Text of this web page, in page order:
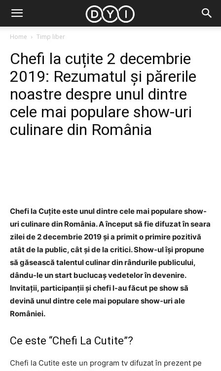
Home Timp liber
Chefi la cuțite 2 decembrie
2019: Rezumatul și părerile
noastre despre unul dintre
cele mai populare show-uri
culinare din România
Chefi la Cuțite este unul dintre cele mai populare show-
uri culinare din România. A început să fie difuzat în seara
zilei de 2 decembrie 2019 și a primit o primire pozitivă
atât de la public, cât și de la critici. Show-ul își propune
să găsească talentul culinar din rândurile publicului,
dându-le un start buclucaș vedetelor în devenire.
Invitații, participanții și chefi l-au făcut pe show să
devină unul dintre cele mai populare show-uri ale
României.
Ce este “Chefi La Cutite”?
Chefi la Cutite este un program tv difuzat în prezent pe